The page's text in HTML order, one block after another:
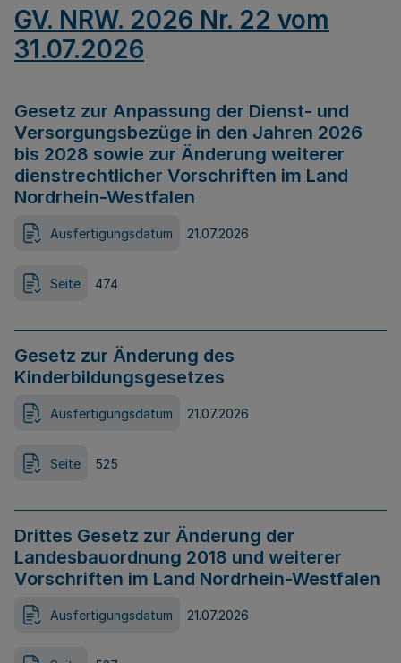
GV. NRW. 2026 Nr. 22 vom
31.07.2026
Gesetz zur Anpassung der Dienst- und
Versorgungsbezüge in den Jahren 2026
bis 2028 sowie zur Änderung weiterer
dienstrechtlicher Vorschriften im Land
Nordrhein-Westfalen
Ausfertigungsdatum 21.07.2026
Seite 474
Gesetz zur Änderung des
Kinderbildungsgesetzes
Ausfertigungsdatum 21.07.2026
Seite 525
Drittes Gesetz zur Änderung der
Landesbauordnung 2018 und weiterer
Vorschriften im Land Nordrhein-Westfalen
Ausfertigungsdatum 21.07.2026